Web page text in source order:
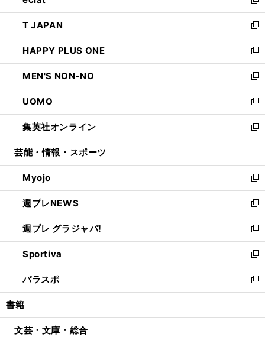
開
く
ウ
で
開
く
ン
ド
ウ
で
開
く
ウ
ィ
ン
ド
ウ
で
開
く
新
し
い
ウ
ィ
ン
ド
ウ
で
開
く
T JAPAN
新
し
い
ウ
ィ
ン
ド
ウ
で
開
HAPPY PLUS ONE
新
し
い
ウ
ィ
ン
ド
ウ
開
く
MEN'S NON-NO
新
し
い
ウ
ィ
ン
ウ
で
開
く
UOMO
新
し
い
ウ
ン
ド
ウ
で
開
く
集英社オンライン
新
し
ウ
ィ
ン
ド
ウ
で
開
く
芸能・情報・スポーツ
Myojo
新
し
い
ウ
ィ
ン
ド
ウ
で
開
週プレNEWS
新
し
い
ウ
ィ
ン
ド
ウ
開
週プレ グラジャパ!
新
し
い
ウ
ィ
ン
ウ
Sportiva
新
し
い
ウ
ン
パラスポ
新
し
ウ
書籍
文芸・文庫・総合